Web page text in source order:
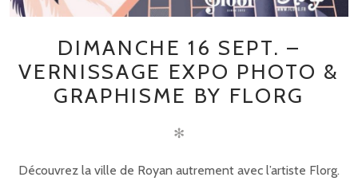
DIMANCHE 16 SEPT. –
VERNISSAGE EXPO PHOTO &
GRAPHISME BY FLORG
✻
Découvrez la ville de Royan autrement avec l’artiste Florg.